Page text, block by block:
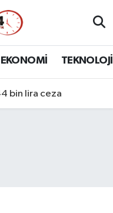
EKONOMİ TEKNOLOJİ
bin lira ceza